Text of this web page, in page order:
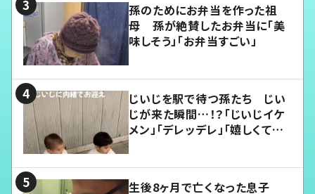
孫のためにお弁当を作った祖
母 孫が絶賛したお弁当に「美
味しそう」「お弁当すごい」
じいじを駅で待つ孫たち じい
じが来た瞬間…！？「じいじイケ
メン」「デレッデレ」「嬉しくて可
生後8ヶ月で亡くなった息子